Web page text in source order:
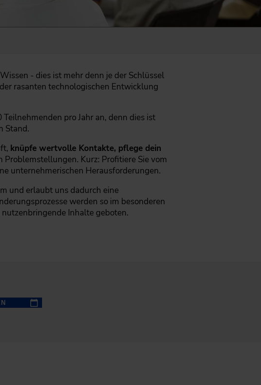
- dies ist mehr denn je der Schlüssel
rasanten technologischen Entwicklung
pro Jahr an, denn dies ist
Stand.
knüpfe wertvolle Kontakte, pflege dein
Kurz: Profitiere Sie vom
unternehmerischen Herausforderungen.
und erlaubt uns dadurch eine
werden so im besonderen
Inhalte geboten.